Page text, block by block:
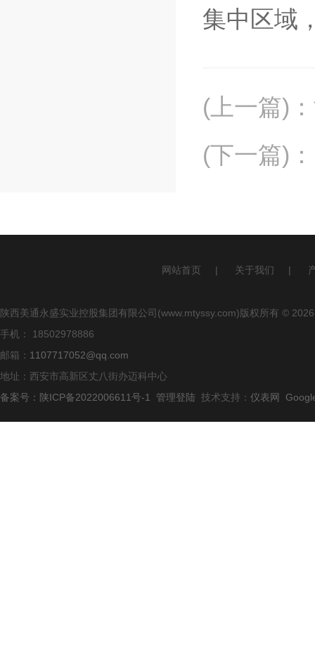
集中区域
(上一篇) ：
(下一篇) ：
网站首页 | 关于我们 |
陕西美通永盛实业控股集团有限公司(www.mtyssy.com)版权所有 © 2026
手机： 18502978886
邮箱： 1107717052@qq.com
地址：西安市高新区丈八街办迈科中心
备案号：陕ICP备2022006611号-1
管理登陆 技术支持： 仪表网